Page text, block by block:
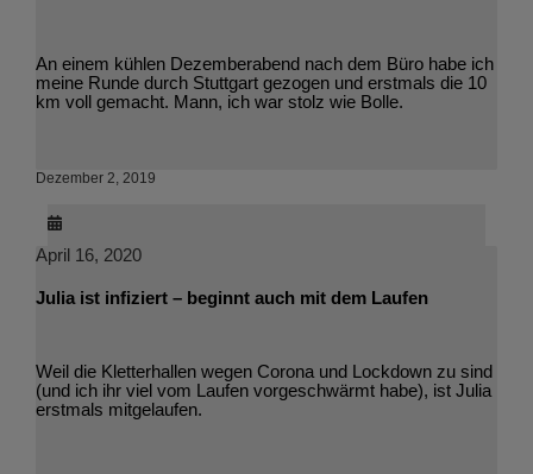
An einem kühlen Dezemberabend nach dem Büro habe ich
meine Runde durch Stuttgart gezogen und erstmals die 10
km voll gemacht. Mann, ich war stolz wie Bolle.
Dezember 2, 2019
April 16, 2020
Julia ist infiziert – beginnt auch mit dem Laufen
Weil die Kletterhallen wegen Corona und Lockdown zu sind
(und ich ihr viel vom Laufen vorgeschwärmt habe), ist Julia
erstmals mitgelaufen.